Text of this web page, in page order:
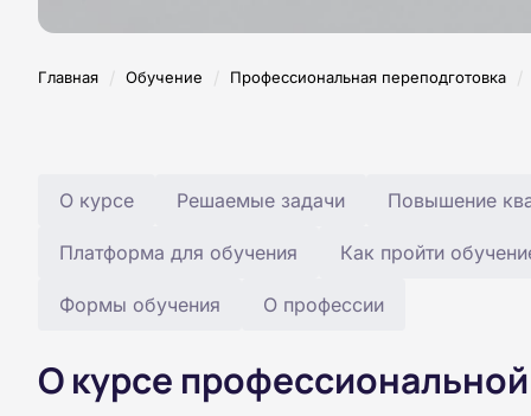
Главная / Обучение / Профессиональная переподготовка /
О курсе Решаемые задачи Повышение
Платформа для обучения Как пройти
Формы обучения О профессии
О курсе